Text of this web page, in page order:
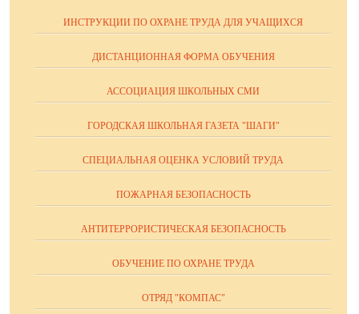
ИНСТРУКЦИИ ПО ОХРАНЕ ТРУДА ДЛЯ УЧАЩИХСЯ
ДИСТАНЦИОННАЯ ФОРМА ОБУЧЕНИЯ
АССОЦИАЦИЯ ШКОЛЬНЫХ СМИ
ГОРОДСКАЯ ШКОЛЬНАЯ ГАЗЕТА "ШАГИ"
СПЕЦИАЛЬНАЯ ОЦЕНКА УСЛОВИЙ ТРУДА
ПОЖАРНАЯ БЕЗОПАСНОСТЬ
АНТИТЕРРОРИСТИЧЕСКАЯ БЕЗОПАСНОСТЬ
ОБУЧЕНИЕ ПО ОХРАНЕ ТРУДА
ОТРЯД "КОМПАС"